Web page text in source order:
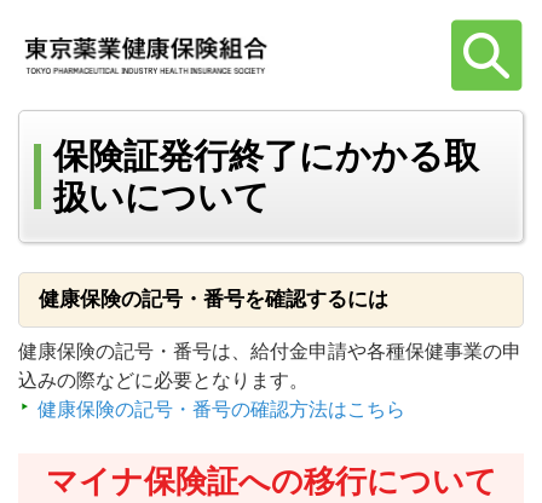
保険証発行終了にかかる取
扱いについて
健康保険の記号・番号を確認するには
健康保険の記号・番号は、給付金申請や各種保健事業の申
込みの際などに必要となります。
健康保険の記号・番号の確認方法はこちら
マイナ保険証への移行について